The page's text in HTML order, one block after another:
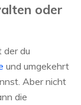
oder
du
und umgekehrt
Aber nicht
die